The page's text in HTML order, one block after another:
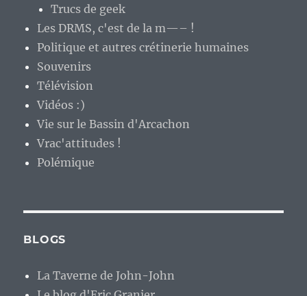
Trucs de geek
Les DRMS, c'est de la m—– !
Politique et autres crétinerie humaines
Souvenirs
Télévision
Vidéos :)
Vie sur le Bassin d'Arcachon
Vrac'attitudes !
Polémique
BLOGS
La Taverne de John-John